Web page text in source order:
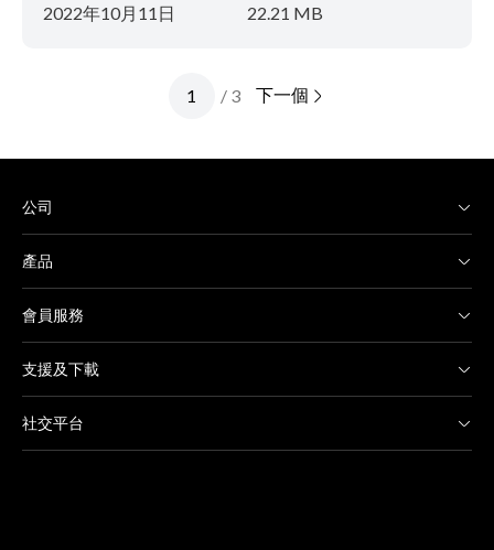
2022年10月11日
22.21 MB
/ 3 下一個
公司
產品
會員服務
支援及下載
社交平台